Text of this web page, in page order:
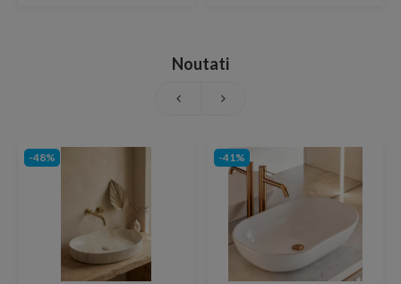
Noutati
-48% -41%